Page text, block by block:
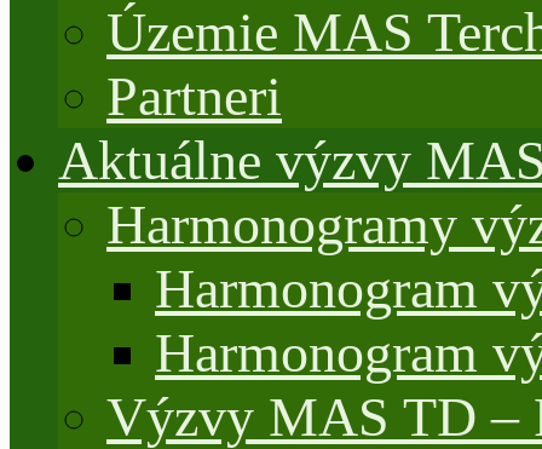
Územie MAS
Partneri
Aktuálne výzvy
Harmonogramy
Harmonogram
Harmonogram
Výzvy MAS TD –